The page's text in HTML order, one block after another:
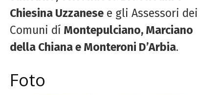
Chiesina Uzzanese e gli Assessori dei
Comuni dí Montepulciano, Marciano
della Chiana e Monteroni D’Arbia.
Foto